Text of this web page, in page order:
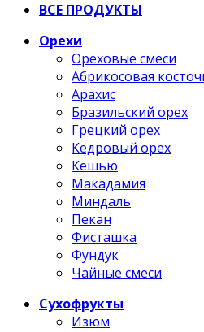
ВСЕ ПРОДУКТЫ
Орехи
Ореховые смеси
Абрикосовая
Арахис
Бразильский орех
Грецкий орех
Кедровый орех
Кешью
Макадамия
Миндаль
Пекан
Фисташка
Фундук
Чайные смеси
Сухофрукты
Изюм